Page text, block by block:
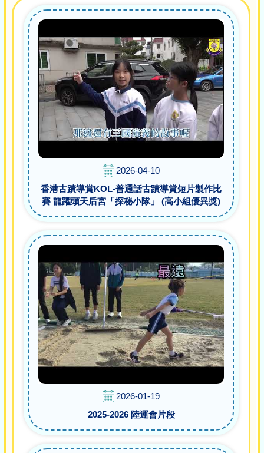
2026-04-10
香港古蹟導賞KOL-普通話古蹟導賞短片製作比
賽 龍躍頭天后宮「探秘小隊」 (高小組優異獎)
2026-01-19
2025-2026 陸運會片段